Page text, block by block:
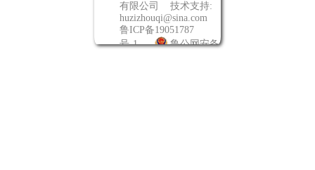
有限公司技术支持:
huzizhouqi@sina.com
鲁ICP备19051787
号-1
鲁公网安备